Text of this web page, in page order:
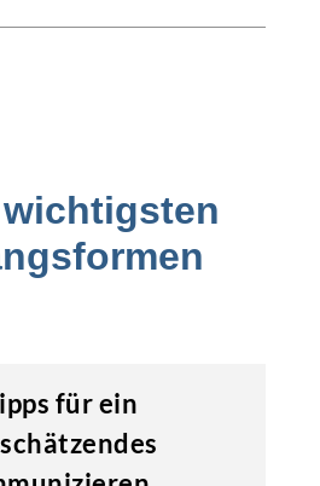
wichtigsten